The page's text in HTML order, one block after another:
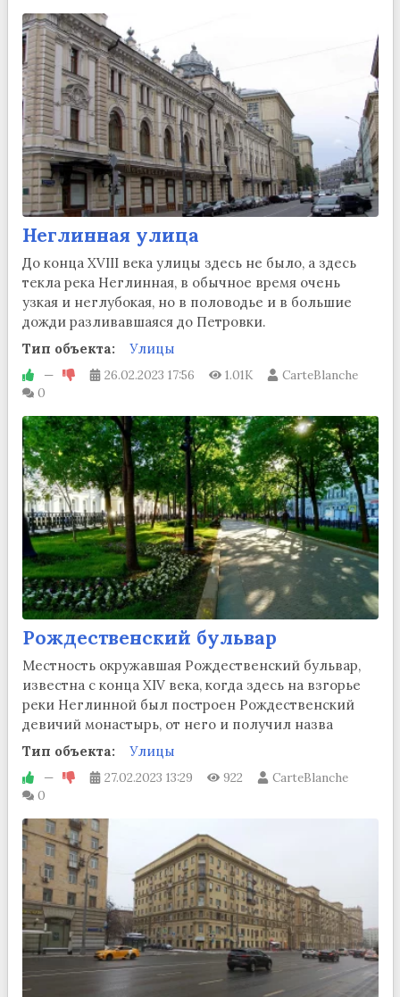
Неглинная улица
До конца XVIII века улицы здесь не было, а здесь
текла река Неглинная, в обычное время очень
узкая и неглубокая, но в половодье и в большие
дожди разливавшаяся до Петровки.
Тип объекта:
Улицы
— 26.02.2023 17:56 1.01K
CarteBlanche
0
Рождественский бульвар
Местность окружавшая Рождественский бульвар,
известна с конца XIV века, когда здесь на взгорье
реки Неглинной был построен Рождественский
девичий монастырь, от него и получил назва
Тип объекта:
Улицы
— 27.02.2023 13:29 922
CarteBlanche
0